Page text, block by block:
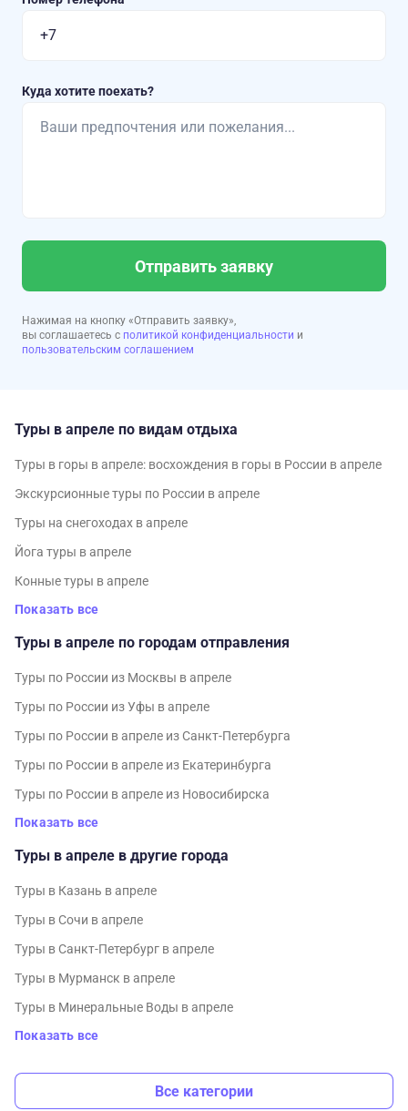
Куда хотите поехать?
Отправить заявку
Нажимая на кнопку «Отправить заявку»,
вы соглашаетесь с политикой конфиденциальности и
пользовательским соглашением
Туры в апреле по видам отдыха
Туры в горы в апреле: восхождения в горы в России в апреле
Экскурсионные туры по России в апреле
Туры на снегоходах в апреле
Йога туры в апреле
Конные туры в апреле
Показать все
Туры в апреле по городам отправления
Туры по России из Москвы в апреле
Туры по России из Уфы в апреле
Туры по России в апреле из Санкт-Петербурга
Туры по России в апреле из Екатеринбурга
Туры по России в апреле из Новосибирска
Показать все
Туры в апреле в другие города
Туры в Казань в апреле
Туры в Сочи в апреле
Туры в Санкт-Петербург в апреле
Туры в Мурманск в апреле
Туры в Минеральные Воды в апреле
Показать все
Все категории